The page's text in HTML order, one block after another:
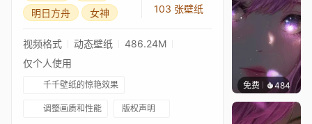
明日方舟
女神
103 张壁纸
视频格式 动态壁纸
486.24M
仅个人使用
千千壁纸的惊艳效果
调整画质和性能 版权声明
免费 484辰东